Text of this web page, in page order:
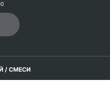
/ СМЕСИ